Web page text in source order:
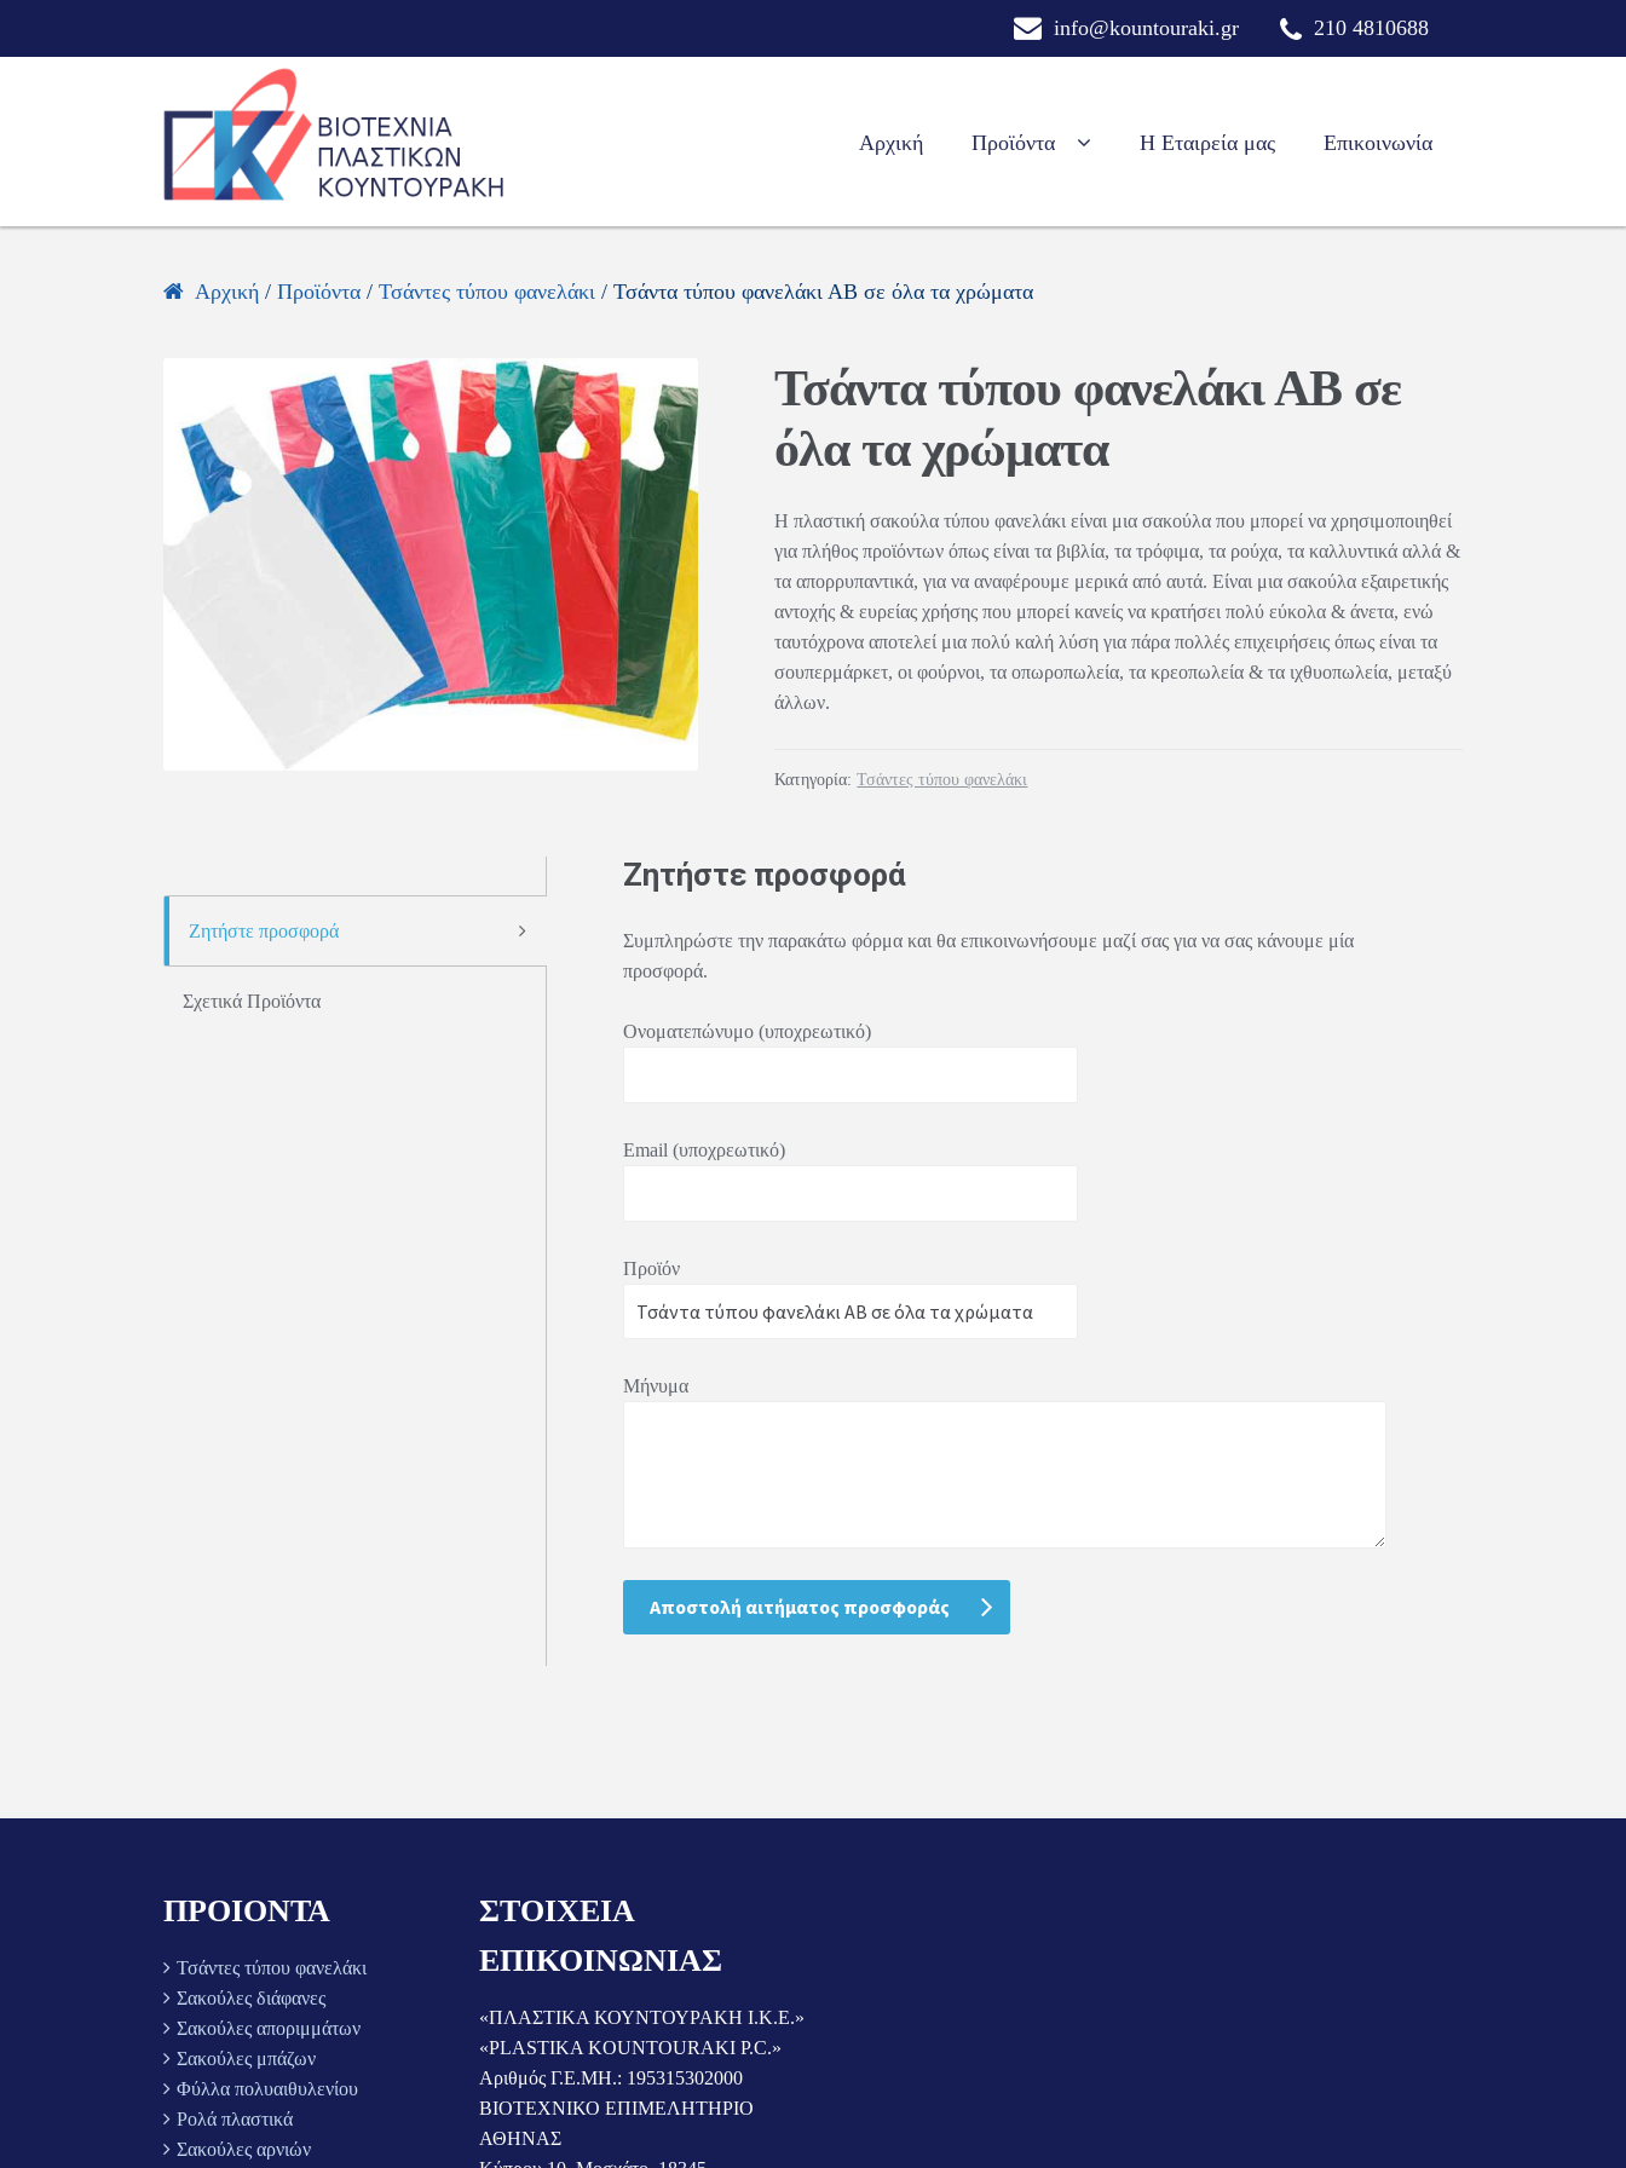
to
to
info@kountouraki.gr 210 4810688
Αρχική Προϊόντα Η Εταιρεία μας Επικοινωνία
Αρχική /Προϊόντα /Τσάντες τύπου φανελάκι / Τσάντα τύπου φανελάκι ΑΒ σε όλα τα χρώματα
Τσάντα τύπου φανελάκι ΑΒ σε
όλα τα χρώματα
Η πλαστική σακούλα τύπου φανελάκι είναι μια σακούλα που μπορεί να χρησιμοποιηθεί
για πλήθος προϊόντων όπως είναι τα βιβλία, τα τρόφιμα, τα ρούχα, τα καλλυντικά αλλά &
τα απορρυπαντικά, για να αναφέρουμε μερικά από αυτά. Είναι μια σακούλα εξαιρετικής
αντοχής & ευρείας χρήσης που μπορεί κανείς να κρατήσει πολύ εύκολα & άνετα, ενώ
ταυτόχρονα αποτελεί μια πολύ καλή λύση για πάρα πολλές επιχειρήσεις όπως είναι τα
σουπερμάρκετ, οι φούρνοι, τα οπωροπωλεία, τα κρεοπωλεία & τα ιχθυοπωλεία, μεταξύ
άλλων.
Κατηγορία:Τσάντες τύπου φανελάκι
Ζητήστε προσφορά
Σχετικά Προϊόντα
Ζητήστε προσφορά
Συμπληρώστε την παρακάτω φόρμα και θα επικοινωνήσουμε μαζί σας για να σας κάνουμε μία
προσφορά.
Ονοματεπώνυμο (υποχρεωτικό)
Email (υποχρεωτικό)
Προϊόν
Μήνυμα
ΠΡΟΙΟΝΤΑ
Τσάντες τύπου φανελάκι
Σακούλες διάφανες
Σακούλες αποριμμάτων
Σακούλες μπάζων
Φύλλα πολυαιθυλενίου
Ρολά πλαστικά
Σακούλες αρνιών
ΣΤΟΙΧΕΙΑ
ΕΠΙΚΟΙΝΩΝΙΑΣ
«ΠΛΑΣΤΙΚΑ ΚΟΥΝΤΟΥΡΑΚΗ Ι.Κ.Ε.»
«PLASTIKA KOUNTOURAKI P.C.»
Αριθμός Γ.Ε.ΜΗ.: 195315302000
ΒΙΟΤΕΧΝΙΚΟ ΕΠΙΜΕΛΗΤΗΡΙΟ
ΑΘΗΝΑΣ